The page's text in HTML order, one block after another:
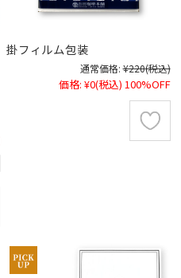
掛フィルム包装
通常価格: ¥220(税込)
価格: ¥0(税込) 100%OFF